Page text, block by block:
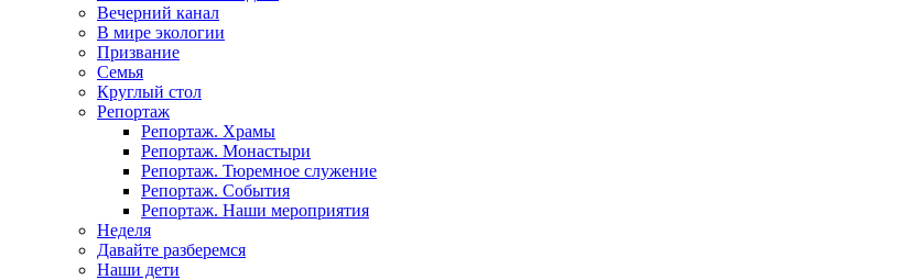
Вечерний канал
В мире экологии
Призвание
Семья
Круглый стол
Репортаж
Репортаж. Храмы
Репортаж. Монастыри
Репортаж. Тюремное служение
Репортаж. События
Репортаж. Наши мероприятия
Неделя
Давайте разберемся
Наши дети